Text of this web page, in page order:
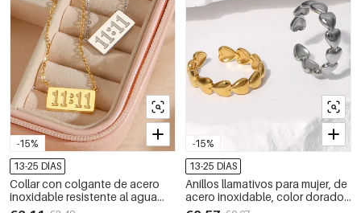
-15%
13-25 DÍAS
Collar con colgante de acero
inoxidable resistente al agua
para mujer, número 11:11,
-15%
13-25 DÍAS
Anillos llamativos para mujer, de
acero inoxidable, color dorado,
resistentes al agua, con forma